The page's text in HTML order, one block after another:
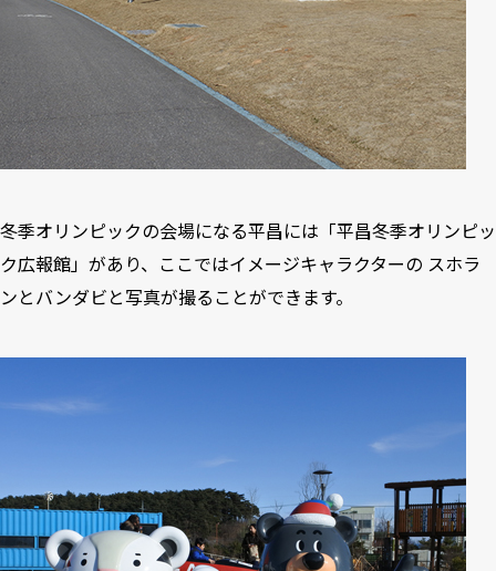
冬季オリンピックの会場になる平昌には「平昌冬季オリンピッ
ク広報館」があり、ここではイメージキャラクターの スホラ
ンとバンダビと写真が撮ることができます。